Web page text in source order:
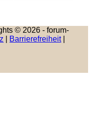
© 2026 - forum-
Barrierefreiheit|